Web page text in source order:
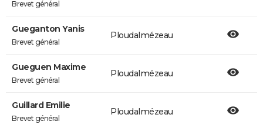
Brevet général
Gueganton Yanis
Brevet général
Ploudalmézeau
Gueguen Maxime
Brevet général
Ploudalmézeau
Guillard Emilie
Brevet général
Ploudalmézeau